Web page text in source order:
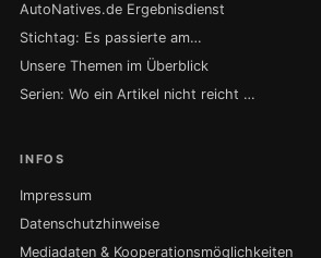
AutoNatives.de Ergebnisdienst
Stichtag: Es passierte am…
Unsere Themen im Überblick
Serien: Wo ein Artikel nicht reicht …
INFOS
Impressum
Datenschutzhinweise
Mediadaten & Kooperationsmöglichkeiten